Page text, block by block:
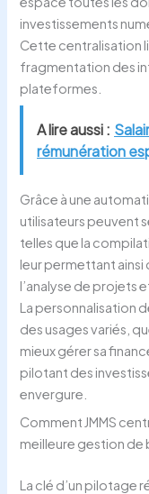
investissements
Cette centralisation
fragmentation des
plateformes.
A lire aussi :
rémunération
Grâce à une
utilisateurs peuvent
telles que la
leur permettant ainsi
l’analyse de projets
La personnalisation
des usages variés,
mieux gérer sa
pilotant des
envergure.
Comment JMMS
meilleure gestion
La clé d’un pilotage